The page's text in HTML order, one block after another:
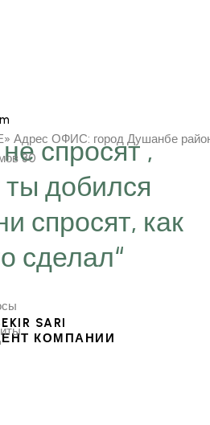
спросят ,
добился
спросят, как
сделал“
SARI
КОМПАНИИ
ОФИС: город Душанбе
30